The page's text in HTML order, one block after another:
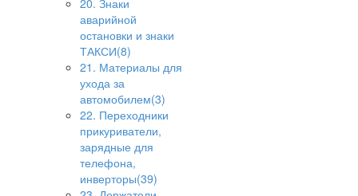
20. Знаки
аварийной
остановки и знаки
ТАКСИ(8)
21. Материалы для
ухода за
автомобилем(3)
22. Переходники
прикуриватели,
зарядные для
телефона,
инверторы(39)